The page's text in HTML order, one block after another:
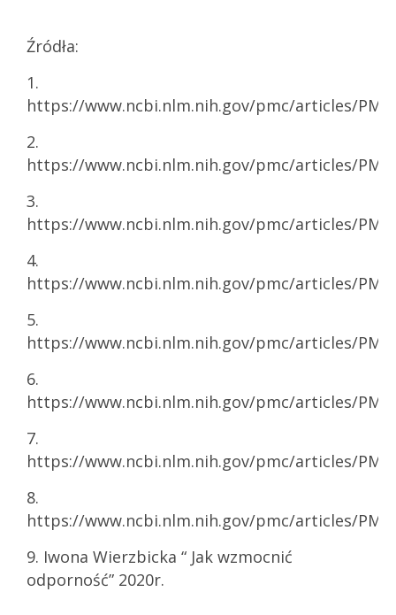
Źródła:
1.
https://www.ncbi.nlm.nih.gov/pmc/articles/
2.
https://www.ncbi.nlm.nih.gov/pmc/articles/
3.
https://www.ncbi.nlm.nih.gov/pmc/articles/
4.
https://www.ncbi.nlm.nih.gov/pmc/articles/
5.
https://www.ncbi.nlm.nih.gov/pmc/articles/
6.
https://www.ncbi.nlm.nih.gov/pmc/articles/
7.
https://www.ncbi.nlm.nih.gov/pmc/articles/
8.
https://www.ncbi.nlm.nih.gov/pmc/articles/
9. Iwona Wierzbicka “ Jak wzmocnić
odporność” 2020r.